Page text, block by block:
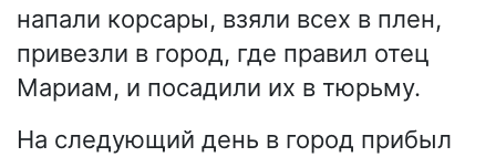
напали корсары, взяли всех в плен,
привезли в город, где правил отец
Мариам, и посадили их в тюрьму.
На следующий день в город прибыл